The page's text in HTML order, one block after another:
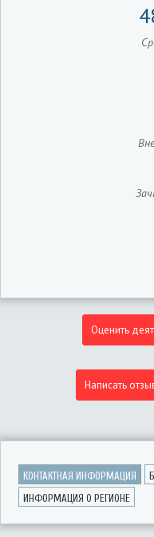
Оценить
Написать
КОНТАКТНАЯ ИНФОРМАЦИЯ
ИНФОРМАЦИЯ О РЕГИОНЕ